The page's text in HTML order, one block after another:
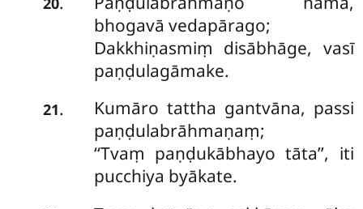
bhogavā vedapārago;
Dakkhiṇasmiṃ disābhāge, vasī
paṇḍulagāmake.
21.
Kumāro tattha gantvāna, passi
paṇḍulabrāhmaṇaṃ;
‘‘Tvaṃ paṇḍukābhayo tāta’’, iti
pucchiya byākate.